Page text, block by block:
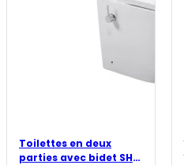
Toilettes en deux
parties avec bidet SH-